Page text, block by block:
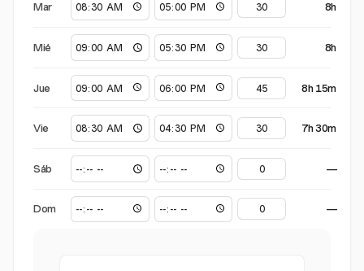
Mar 8h
Mié 8h
Jue 8h 15m
Vie 7h 30m
Sáb —
Dom —